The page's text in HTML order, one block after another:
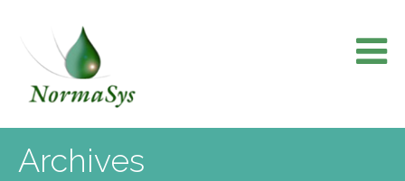
content
Archives